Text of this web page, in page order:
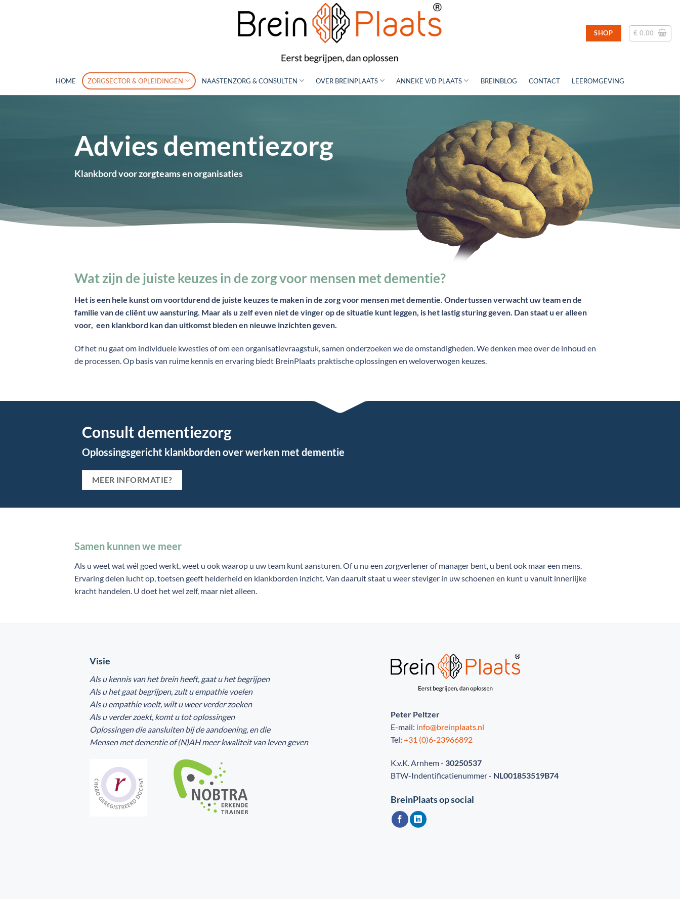
SHOP € 0,00
HOME ZORGSECTOR & OPLEIDINGEN NAASTENZORG & CONSULTEN OVER BREINPLAATS ANNEKE V/D PLAATS BREINBLOG CONTACT LEEROMGEVING
Advies dementiezorg
Klankbord voor zorgteams en organisaties
Wat zijn de juiste keuzes in de zorg voor mensen met dementie?
Het is een hele kunst om voortdurend de juiste keuzes te maken in de zorg voor mensen met dementie. Ondertussen verwacht uw team en de
familie van de cliënt uw aansturing. Maar als u zelf even niet de vinger op de situatie kunt leggen, is het lastig sturing geven. Dan staat u er alleen
voor, een klankbord kan dan uitkomst bieden en nieuwe inzichten geven.
Of het nu gaat om individuele kwesties of om een organisatievraagstuk, samen onderzoeken we de omstandigheden. We denken mee over de inhoud en
de processen. Op basis van ruime kennis en ervaring biedt BreinPlaats praktische oplossingen en weloverwogen keuzes.
Consult dementiezorg
Oplossingsgericht klankborden over werken met dementie
MEER INFORMATIE?
Samen kunnen we meer
Als u weet wat wél goed werkt, weet u ook waarop u uw team kunt aansturen. Of u nu een zorgverlener of manager bent, u bent ook maar een mens.
Ervaring delen lucht op, toetsen geeft helderheid en klankborden inzicht. Van daaruit staat u weer steviger in uw schoenen en kunt u vanuit innerlijke
kracht handelen. U doet het wel zelf, maar niet alleen.
Visie
Als u kennis van het brein heeft, gaat u het begrijpen
Als u het gaat begrijpen, zult u empathie voelen
Als u empathie voelt, wilt u weer verder zoeken
Als u verder zoekt, komt u tot oplossingen
Oplossingen die aansluiten bij de aandoening, en die
Mensen met dementie of (N)AH meer kwaliteit van leven geven
Peter Peltzer
E-mail: info@breinplaats.nl
Tel: +31 (0)6-23966892
K.v.K. Arnhem - 30250537
BTW-Indentificatienummer - NL001853519B74
BreinPlaats op social